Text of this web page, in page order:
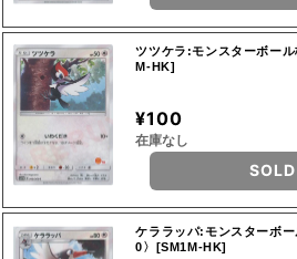
ツツケラ:モンスターボー
M-HK]
¥100
在庫なし
ケララッパ:モンスターボ
0〉[SM1M-HK]